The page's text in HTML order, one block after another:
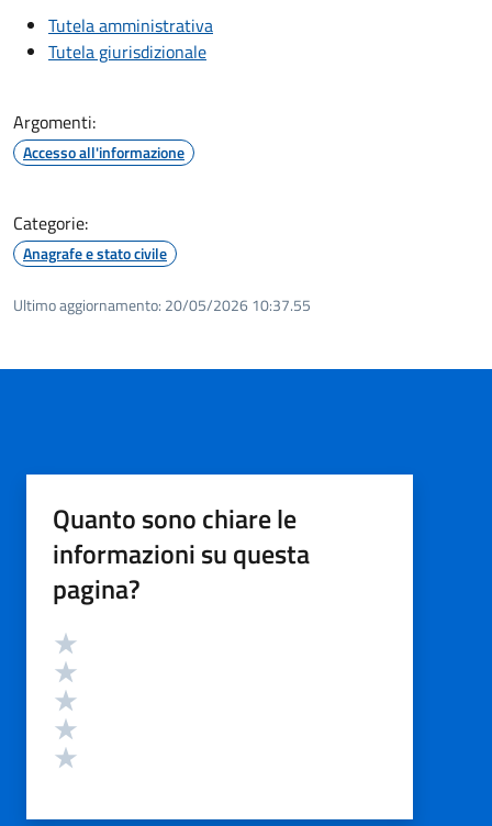
Tutela amministrativa
Tutela giurisdizionale
Argomenti:
Accesso all'informazione
Categorie:
Anagrafe e stato civile
Ultimo aggiornamento: 20/05/2026 10:37.55
Quanto sono chiare le
informazioni su questa
pagina?
Valutazione